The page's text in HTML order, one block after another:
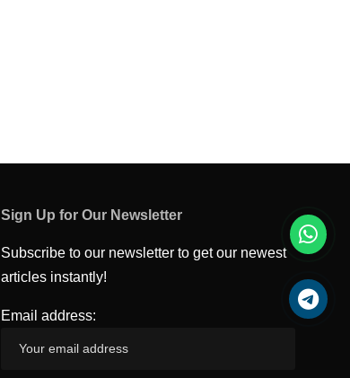
Sign Up for Our Newsletter
Subscribe to our newsletter to get our newest
articles instantly!
Email address: